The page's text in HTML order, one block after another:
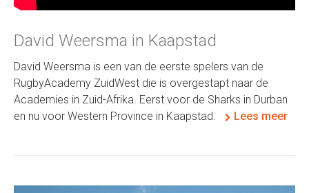
David Weersma in Kaapstad
David Weersma is een van de eerste spelers van de
RugbyAcademy ZuidWest die is overgestapt naar de
Academies in Zuid-Afrika. Eerst voor de Sharks in Durban
en nu voor Western Province in Kaapstad.
Lees meer